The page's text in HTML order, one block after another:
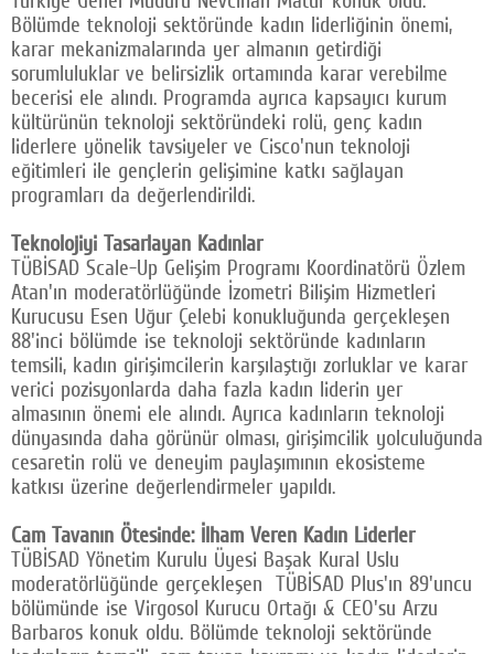
Bölümde teknoloji sektöründe kadın liderliğinin önemi,
karar mekanizmalarında yer almanın getirdiği
sorumluluklar ve belirsizlik ortamında karar verebilme
becerisi ele alındı. Programda ayrıca kapsayıcı kurum
kültürünün teknoloji sektöründeki rolü, genç kadın
liderlere yönelik tavsiyeler ve Cisco'nun teknoloji
eğitimleri ile gençlerin gelişimine katkı sağlayan
programları da değerlendirildi.
Teknolojiyi Tasarlayan Kadınlar
TÜBİSAD Scale-Up Gelişim Programı Koordinatörü Özlem
Atan'ın moderatörlüğünde İzometri Bilişim Hizmetleri
Kurucusu Esen Uğur Çelebi konukluğunda gerçekleşen
88'inci bölümde ise teknoloji sektöründe kadınların
temsili, kadın girişimcilerin karşılaştığı zorluklar ve karar
verici pozisyonlarda daha fazla kadın liderin yer
almasının önemi ele alındı. Ayrıca kadınların teknoloji
dünyasında daha görünür olması, girişimcilik yolculuğunda
cesaretin rolü ve deneyim paylaşımının ekosisteme
katkısı üzerine değerlendirmeler yapıldı.
Cam Tavanın Ötesinde: İlham Veren Kadın Liderler
TÜBİSAD Yönetim Kurulu Üyesi Başak Kural Uslu
moderatörlüğünde gerçekleşen TÜBİSAD Plus'ın 89'uncu
bölümünde ise Virgosol Kurucu Ortağı & CEO'su Arzu
Barbaros konuk oldu. Bölümde teknoloji sektöründe